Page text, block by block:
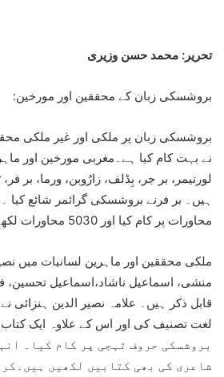
تحریر: محمد حسن وزیری
بروشسکی زبان کے محققین اور مورخین:
بروشسکی زبان پر ملکی اور غیر ملکی
نے بہت کام کیا ہے۔مغربی مورخین اور
لورتیمر، بر جر، بِڈلف، زارُوبن، ورما، بر
ہیں۔ بر فرنے بروشسکی گرائمر شائع
محاورات پر کام کیا اور 5030 محاورات لکھے۔
ملکی محققین اور ماہرین لسانیات میں
منشی، اسماعیل ناشاد،اسماعیل تحسین،
قابل ذکر ہیں۔ علامہ نصیر الدین
بروشسکی حروف تہجی پر کام کیا۔
شاعری کی بھی کتابیں لکھیں